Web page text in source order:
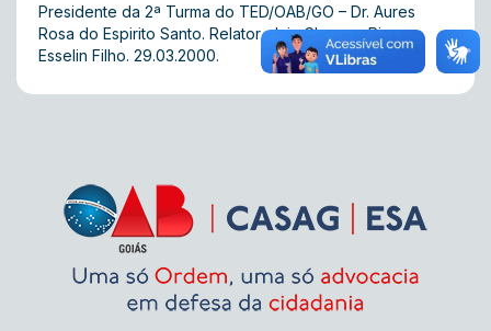
Presidente da 2ª Turma do TED/OAB/GO – Dr. Aures
Rosa do Espirito Santo. Relator  Juiz Cleomar Rizzo
Esselin Filho. 29.03.2000.